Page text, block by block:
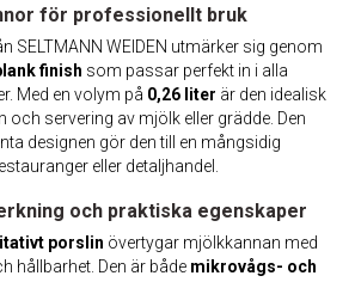
för professionellt bruk
SELTMANN WEIDEN utmärker sig genom
finish som passar perfekt in i alla
Med en volym på 0,26 liter är den idealisk
servering av mjölk eller grädde. Den
designen gör den till en mångsidig
eller detaljhandel.
och praktiska egenskaper
porslin övertygar mjölkkannan med
hållbarhet. Den är både mikrovågs- och